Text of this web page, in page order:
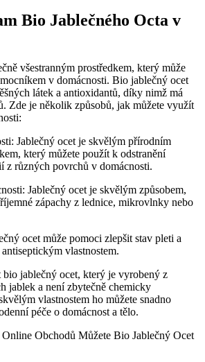
Bio Jablečného Octa v
⁤všestranným prostředkem,‍ který ⁣může
v domácnosti. Bio jablečný ocet
látek a antioxidantů, díky nimž​ má
Zde je několik způsobů, jak⁢ můžete využít
Jablečný ocet je ⁤skvělým⁣ přírodním
který⁢ můžete použít‍ k odstranění
z různých povrchů ‍v domácnosti.
Jablečný ocet je skvělým způsobem,
⁤zápachy z lednice, mikrovlnky nebo​
ocet může pomoci zlepšit stav pleti ‍a
vlastnostem.
bio jablečný ocet, který je ⁣vyrobený z
jablek⁤ a není ⁣zbytečně chemicky
vlastnostem⁤ ho můžete snadno
péče⁣ o domácnost a tělo.